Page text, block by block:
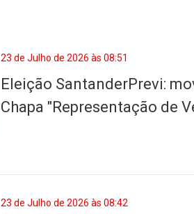
23 de Julho de 2026 às 08:51
Eleição SantanderPrevi:
Chapa "Representação de
23 de Julho de 2026 às 08:42